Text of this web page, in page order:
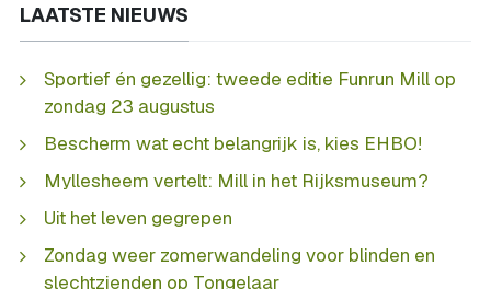
LAATSTE NIEUWS
Sportief én gezellig: tweede editie Funrun Mill op
zondag 23 augustus
Bescherm wat echt belangrijk is, kies EHBO!
Myllesheem vertelt: Mill in het Rijksmuseum?
Uit het leven gegrepen
Zondag weer zomerwandeling voor blinden en
slechtzienden op Tongelaar